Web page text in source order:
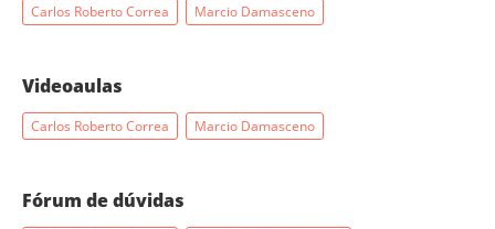
Carlos Roberto Correa Marcio Damasceno
Videoaulas
Carlos Roberto Correa Marcio Damasceno
Fórum de dúvidas